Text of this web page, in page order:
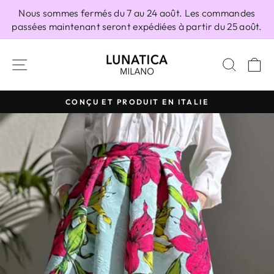
contenu
Nous sommes fermés du 7 au 24 août. Les commandes
passées maintenant seront expédiées à partir du 25 août.
Diaporama
Pause
CONÇU ET PRODUIT EN ITALIE